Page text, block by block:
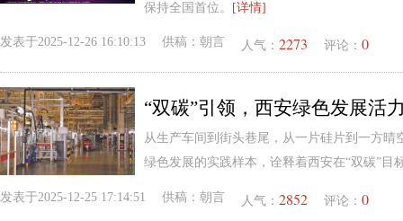
保持全国首位。
[详情]
发表于2025-12-26 16:10:13 供稿： 朝言 人气： 2273 评论： 0
“双碳”引领，西安绿色发展活
从生产车间到街头巷尾，从一片硅片到一方
绿色发展的实践样本，诠释着西安在“双碳”目
发表于2025-12-25 17:14:51 供稿： 朝言 人气： 2852 评论： 0